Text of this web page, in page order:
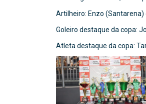
Artilheiro: Enzo (Santarena)
Goleiro destaque da copa:
Atleta destaque da copa: